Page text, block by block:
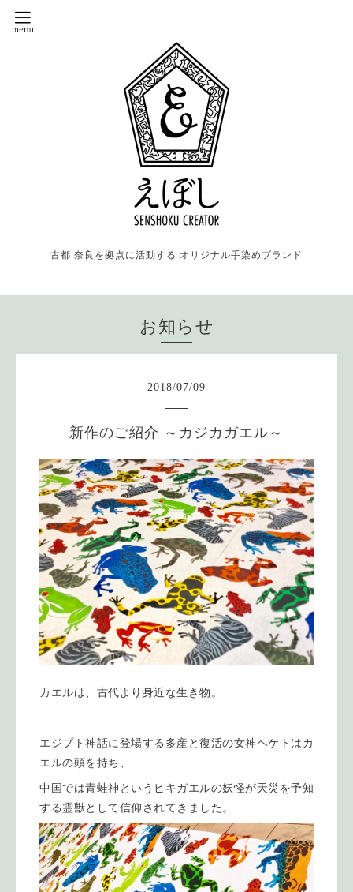
古都 奈良を拠点に活動する オリジナル手染めブランド
お知らせ
2018/07/09
新作のご紹介 ～カジカガエル～
カエルは、古代より身近な生き物。
エジプト神話に登場する多産と復活の女神ヘケトはカ
エルの頭を持ち、
中国では青蛙神というヒキガエルの妖怪が天災を予知
する霊獣として信仰されてきました。